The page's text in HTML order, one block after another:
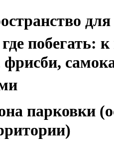
побегать:
фрисби,
парковки